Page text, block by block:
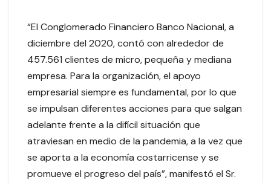
“El Conglomerado Financiero Banco Nacional, a
diciembre del 2020, contó con alrededor de
457.561 clientes de micro, pequeña y mediana
empresa. Para la organización, el apoyo
empresarial siempre es fundamental, por lo que
se impulsan diferentes acciones para que salgan
adelante frente a la difícil situación que
atraviesan en medio de la pandemia, a la vez que
se aporta a la economía costarricense y se
promueve el progreso del país”, manifestó el Sr.